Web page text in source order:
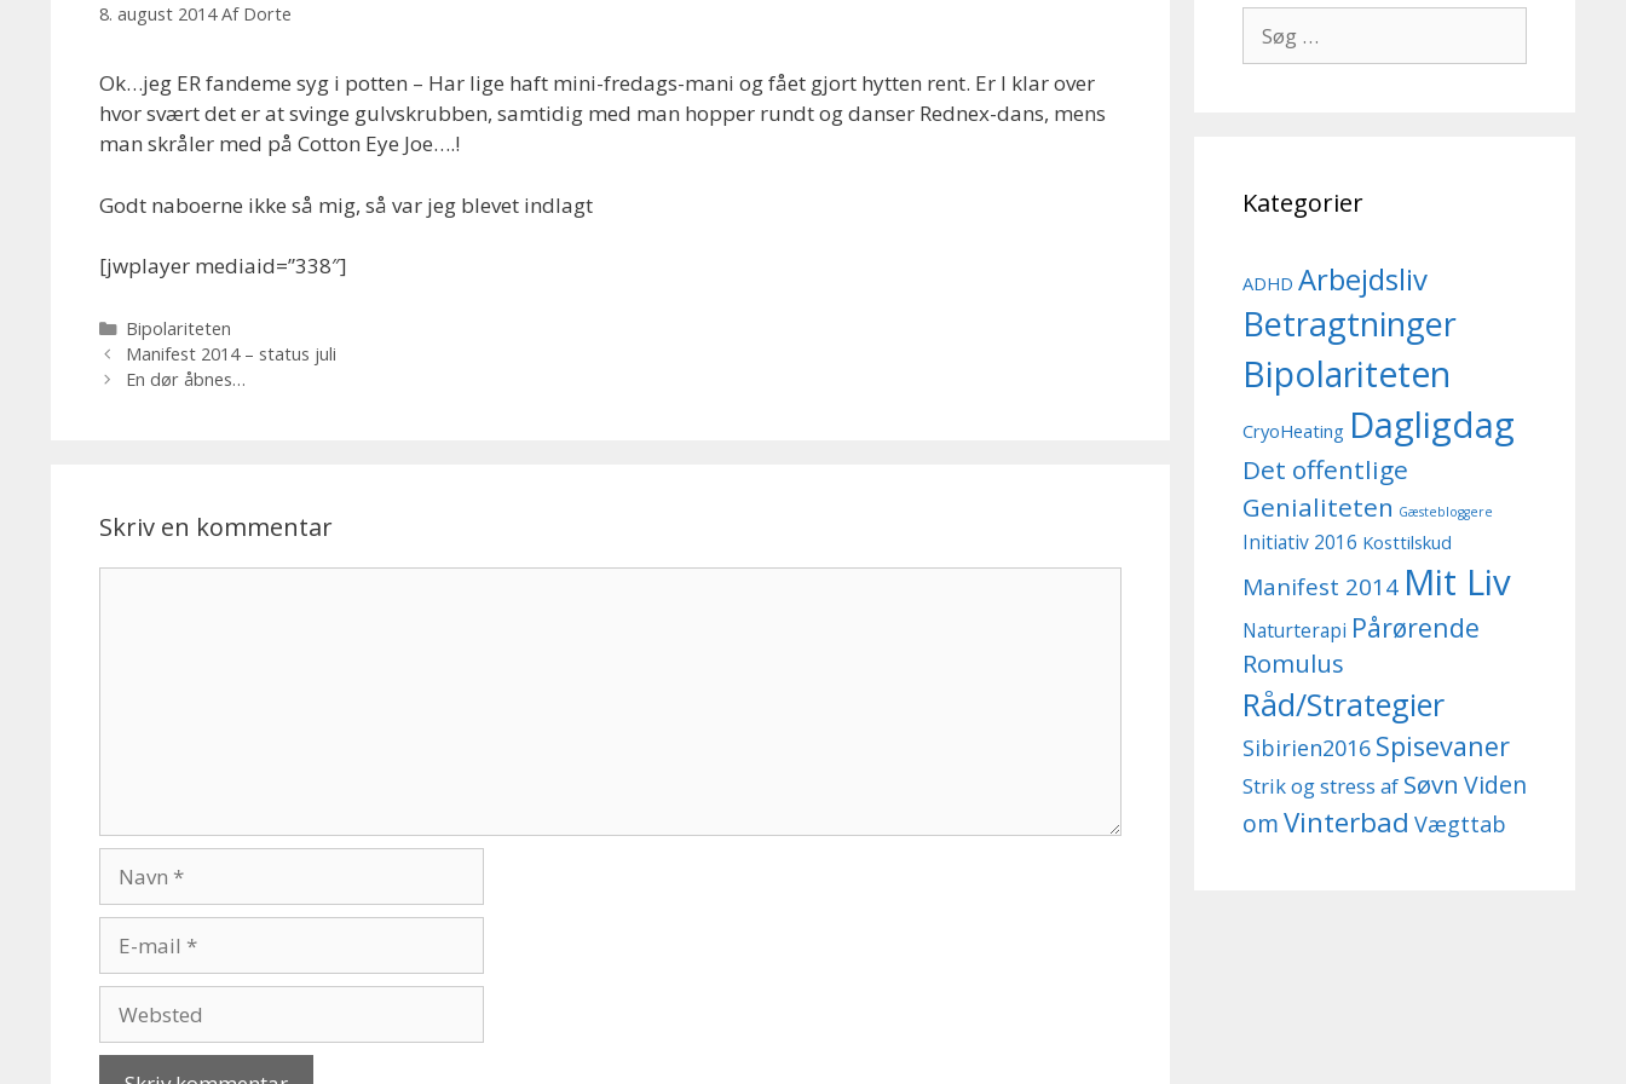
8. august 2014 Af Dorte
Ok…jeg ER fandeme syg i potten – Har lige haft mini-fredags-mani og fået gjort hytten rent. Er I klar over
hvor svært det er at svinge gulvskrubben, samtidig med man hopper rundt og danser Rednex-dans, mens
man skråler med på Cotton Eye Joe….!
Godt naboerne ikke så mig, så var jeg blevet indlagt
[jwplayer mediaid=”338″]
Kategorier
Bipolariteten
Manifest 2014 – status juli
En dør åbnes…
Skriv en kommentar
mail
efter:
Kategorier
ADHD Arbejdsliv
Betragtninger
Bipolariteten
CryoHeating Dagligdag
Det offentlige
Genialiteten Gæstebloggere
Initiativ 2016 Kosttilskud
Manifest 2014 Mit Liv
Naturterapi Pårørende
Romulus
Råd/Strategier
Sibirien2016 Spisevaner
Strik og stress af Søvn Viden
omVinterbad Vægttab